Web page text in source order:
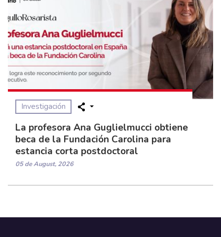
Investigación
La profesora Ana Guglielmucci obtiene
beca de la Fundación Carolina para
estancia corta postdoctoral
05 de August, 2026